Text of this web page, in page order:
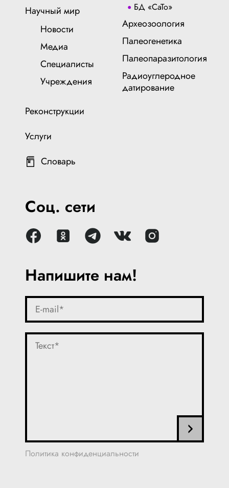
Напишите нам!
Политика конфиденциальности
Научный мир
Новости
Медиа
Специалисты
Учреждения
Реконструкции
Услуги
Словарь
БД «СаТо»
Археозоология
Палеогенетика
Палеопаразитология
Радиоуглеродное
датирование
Соц. сети